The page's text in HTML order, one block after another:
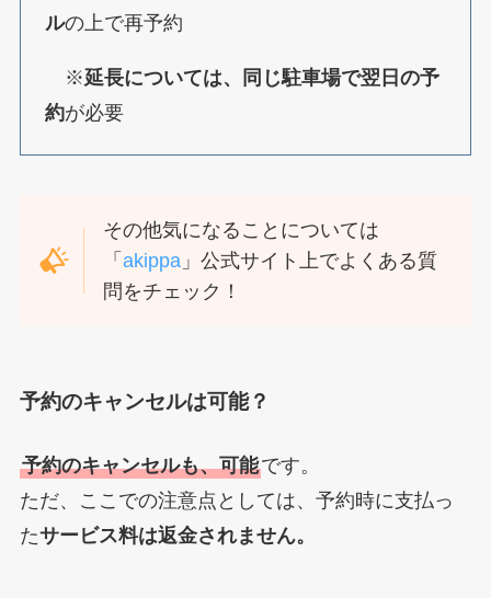
ルの上で再予約
※延長については、同じ駐車場で翌日の予
約が必要
その他気になることについては
「akippa 」公式サイト上でよくある質
問をチェック！
予約のキャンセルは可能？
予約のキャンセルも、可能です。
ただ、ここでの注意点としては、予約時に支払っ
たサービス料は返金されません。